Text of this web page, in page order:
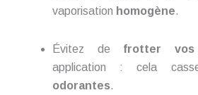
vaporisation homogène.
Évitez de frotter vos
application : cela
odorantes.